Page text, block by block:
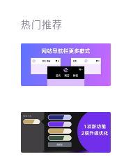
热门推荐